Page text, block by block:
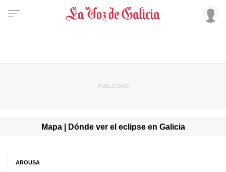
Mapa | Dónde ver el eclipse en Galicia
AROUSA